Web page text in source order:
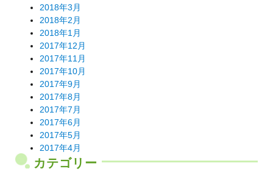
2018年3月
2018年2月
2018年1月
2017年12月
2017年11月
2017年10月
2017年9月
2017年8月
2017年7月
2017年6月
2017年5月
2017年4月
カテゴリー